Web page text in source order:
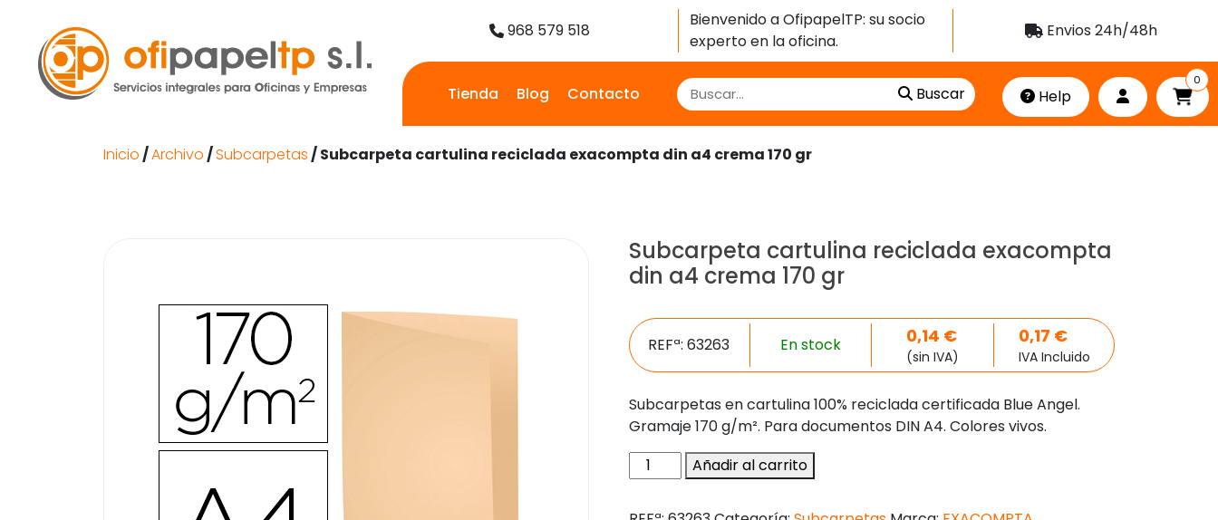
968 579 518
Bienvenido a OfipapelTP: su socio
experto en la oficina.
Envios 24h/48h
Tienda Blog Contacto Buscar Help
0
Inicio/Archivo/Subcarpetas/ Subcarpeta cartulina reciclada exacompta din a4 crema 170 gr
Subcarpeta cartulina reciclada exacompta
din a4 crema 170 gr
REFª: 63263 En stock 0,14 €
(sin IVA)
0,17 €
IVA Incluido
Subcarpetas en cartulina 100% reciclada certificada Blue Angel.
Gramaje 170 g/m². Para documentos DIN A4. Colores vivos.
Subcarpeta
cartulina
Añadir al carrito